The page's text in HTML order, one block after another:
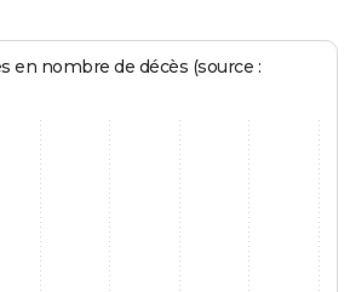
en nombre de décès (source :